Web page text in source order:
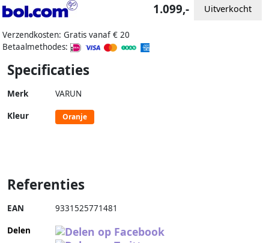
Verzendkosten: Gratis vanaf € 20
Betaalmethodes:
1.099,- Uitverkocht
Specificaties
Merk VARUN
Kleur Oranje
Referenties
EAN 9331525771481
Delen